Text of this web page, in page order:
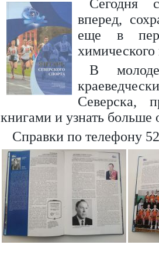
Сегодня
вперед,
еще в
химического
В
Северска,
книгами и узнать больше
Справки по телефону